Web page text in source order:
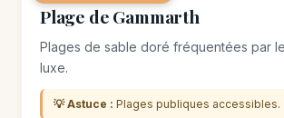
Plage de Gammarth
Plages de sable doré fréquentées par
luxe.
💡 Astuce : Plages publiques accessibles.